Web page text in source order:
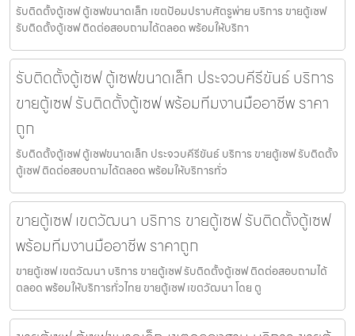
รับติดตั้งตู้เซฟ ตู้เซฟขนาดเล็ก เขตป้อมปราบศัตรูพ่าย บริการ ขายตู้เซฟ
รับติดตั้งตู้เซฟ ติดต่อสอบถามได้ตลอด พร้อมให้บริกา
รับติดตั้งตู้เซฟ ตู้เซฟขนาดเล็ก ประจวบคีรีขันธ์ บริการ
ขายตู้เซฟ รับติดตั้งตู้เซฟ พร้อมทีมงานมืออาชีพ ราคา
ถูก
รับติดตั้งตู้เซฟ ตู้เซฟขนาดเล็ก ประจวบคีรีขันธ์ บริการ ขายตู้เซฟ รับติดตั้ง
ตู้เซฟ ติดต่อสอบถามได้ตลอด พร้อมให้บริการทั่ว
ขายตู้เซฟ เขตวัฒนา บริการ ขายตู้เซฟ รับติดตั้งตู้เซฟ
พร้อมทีมงานมืออาชีพ ราคาถูก
ขายตู้เซฟ เขตวัฒนา บริการ ขายตู้เซฟ รับติดตั้งตู้เซฟ ติดต่อสอบถามได้
ตลอด พร้อมให้บริการทั่วไทย ขายตู้เซฟ เขตวัฒนา โดย ตู